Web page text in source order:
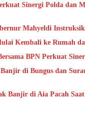
Sinergi Polda dan
Mahyeldi
Kembali ke Rumah
BPN Perkuat
di Bungus dan
Banjir di Aia Pacah